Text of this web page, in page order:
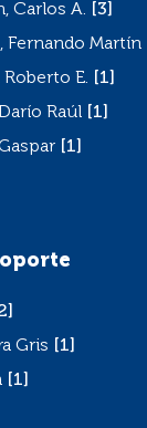
A.
Carlos A.
[3]
Martín
Fernando Martín
E.
E.
[1]
Raúl Raúl
[1]
[1]
Gris
[1]
[1]